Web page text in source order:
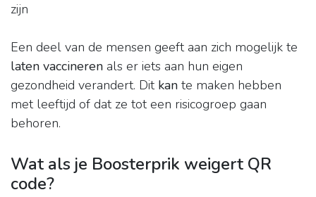
zijn
Een deel van de mensen geeft aan zich mogelijk te
laten vaccineren als er iets aan hun eigen
gezondheid verandert. Dit kan te maken hebben
met leeftijd of dat ze tot een risicogroep gaan
behoren.
Wat als je Boosterprik weigert QR
code?